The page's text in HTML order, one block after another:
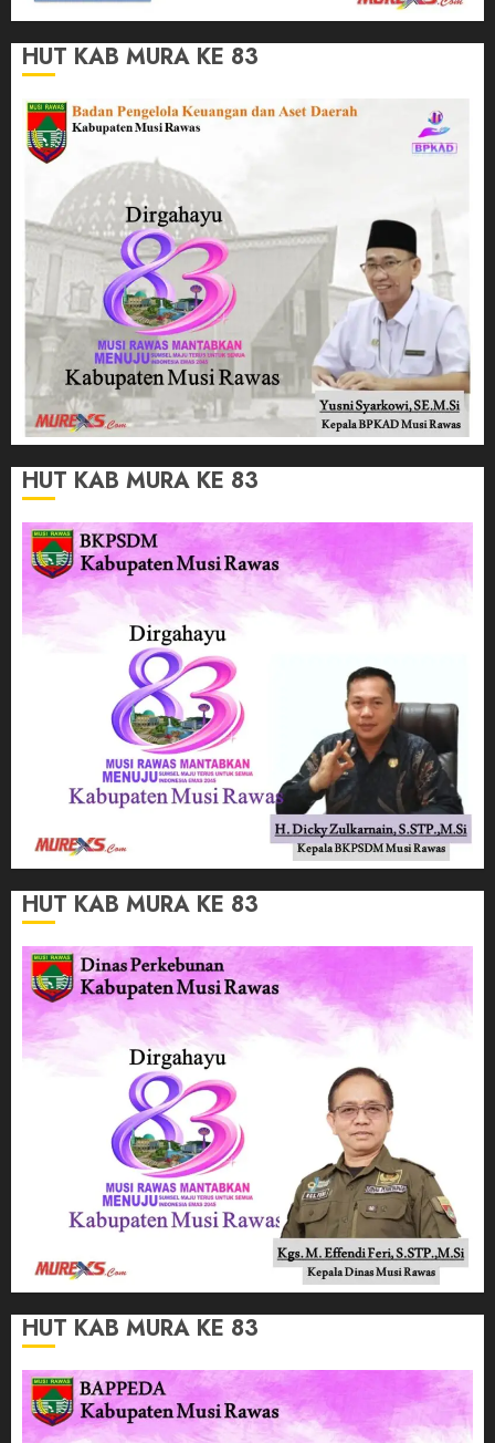
HUT KAB MURA KE 83
HUT KAB MURA KE 83
HUT KAB MURA KE 83
HUT KAB MURA KE 83